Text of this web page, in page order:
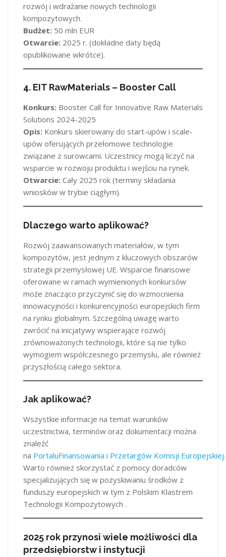
rozwój i wdrażanie nowych technologii
kompozytowych.
Budżet: 50 mln EUR
Otwarcie: 2025 r. (dokładne daty będą
opublikowane wkrótce).
4. EIT RawMaterials – Booster Call
Konkurs: Booster Call for Innovative Raw Materials
Solutions 2024-2025
Opis: Konkurs skierowany do start-upów i scale-
upów oferujących przełomowe technologie
związane z surowcami. Uczestnicy mogą liczyć na
wsparcie w rozwoju produktu i wejściu na rynek.
Otwarcie: Cały 2025 rok (terminy składania
wniosków w trybie ciągłym).
Dlaczego warto aplikować?
Rozwój zaawansowanych materiałów, w tym
kompozytów, jest jednym z kluczowych obszarów
strategii przemysłowej UE. Wsparcie finansowe
oferowane w ramach wymienionych konkursów
może znacząco przyczynić się do wzmocnienia
innowacyjności i konkurencyjności europejskich firm
na rynku globalnym. Szczególną uwagę warto
zwrócić na inicjatywy wspierające rozwój
zrównoważonych technologii, które są nie tylko
wymogiem współczesnego przemysłu, ale również
przyszłością całego sektora.
Jak aplikować?
Wszystkie informacje na temat warunków
uczestnictwa, terminów oraz dokumentacji można
znaleźć
na PortaluFinansowania i Przetargów Komisji Europejskiej.
Warto również skorzystać z pomocy doradców
specjalizujących się w pozyskiwaniu środków z
funduszy europejskich w tym z Polskim Klastrem
Technologii Kompozytowych .
2025 rok przynosi wiele możliwości dla
przedsiębiorstw i instytucji